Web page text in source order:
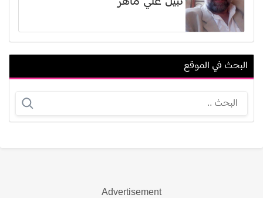
أوين ماركس
البحث في الموقع
Advertisement